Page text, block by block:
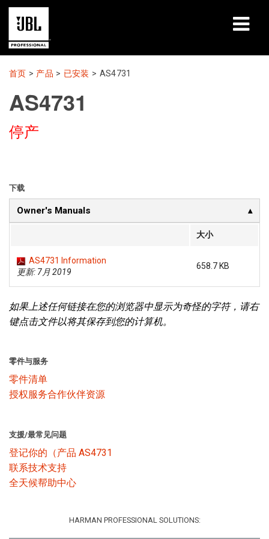
产品
案例研究
学习课程
关于
哪里购买和连接
语言/地区
首页 > 产品 > 已安装 > AS4731
AS4731
停产
下载
Owner's Manuals
大小
AS4731 Information
更新: 7月 2019
658.7 KB
如果上述任何链接在您的浏览器中显示为奇怪的字符，请右
键点击文件以将其保存到您的计算机。
零件与服务
零件清单
授权服务合作伙伴资源
支援/最常见问题
登记你的（产品 AS4731
联系技术支持
全天候帮助中心
HARMAN PROFESSIONAL SOLUTIONS: